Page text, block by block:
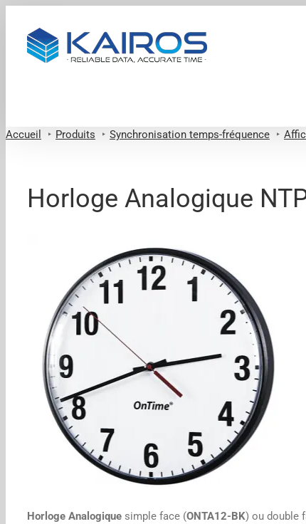
contenu
Accueil Produits Synchronisation temps-fréquence
Horloge Analogique
Horloge Analogique simple face (ONTA12-BK) ou double